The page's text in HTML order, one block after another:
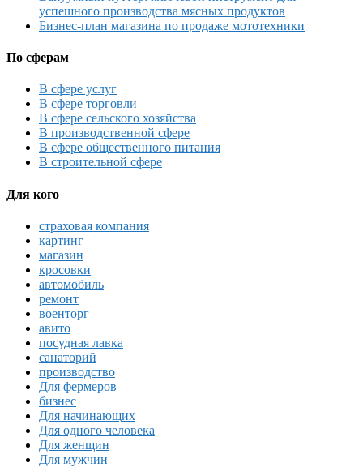
успешного производства мясных продуктов
Бизнес-план магазина по продаже мототехники
По сферам
В сфере услуг
В сфере торговли
В сфере сельского хозяйства
В производственной сфере
В сфере общественного питания
В строительной сфере
Для кого
страховая компания
картинг
магазин
кросовки
автомобиль
ремонт
военторг
авито
посудная лавка
санаторий
производство
Для фермеров
бизнес
Для начинающих
Для одного человека
Для женщин
Для мужчин